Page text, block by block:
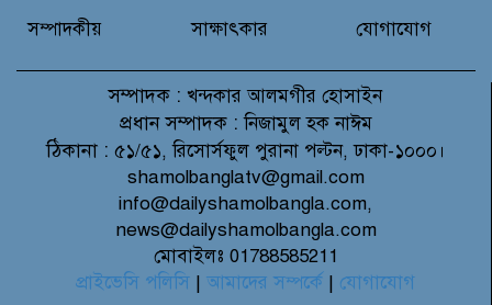
সম্পাদকীয়
সাক্ষাৎকার
যোগাযোগ
সম্পাদক : খন্দকার আলমগীর হোসাইন
প্রধান সম্পাদক : নিজামুল হক নাঈম
ঠিকানা : ৫১/৫১, রিসোর্সফুল পুরানা পল্টন, ঢাকা-১০০০।
shamolbanglatv@gmail.com
info@dailyshamolbangla.com,
news@dailyshamolbangla.com
মোবাইলঃ 01788585211
প্রাইভেসি পলিসি | আমাদের সম্পর্কে | যোগাযোগ